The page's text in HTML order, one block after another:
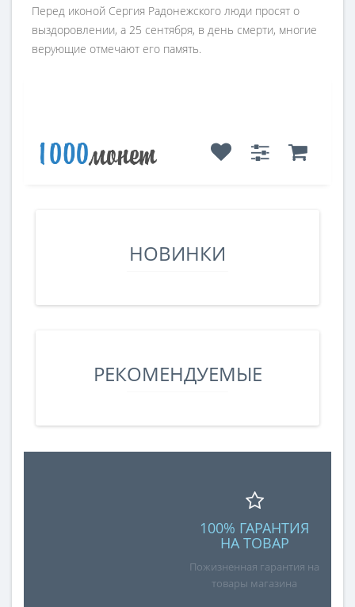
Перед иконой Сергия Радонежского люди просят о
выздоровлении, а 25 сентября, в день смерти, многие
верующие отмечают его память.
НОВИНКИ
РЕКОМЕНДУЕМЫЕ
100% ГАРАНТИЯ
НА ТОВАР
Пожизненная гарантия на
товары магазина